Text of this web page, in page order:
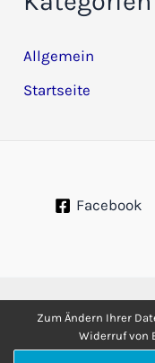
Allgemein
Startseite
Facebook
Copyright © 2026
Zum Ändern Ihrer
Widerruf von